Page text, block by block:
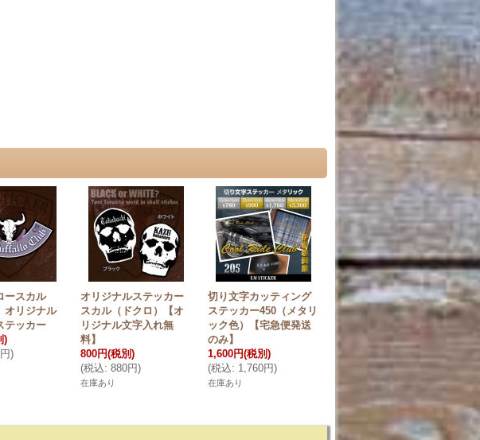
ースカル
オリジナル
テッカー
)
)
オリジナルステッカー
スカル（ドクロ）【オ
リジナル文字入れ無
料】
800円(税別)
(税込: 880円)
在庫あり
切り文字カッティング
ステッカー450（メタリ
ック色）【宅急便発送
のみ】
1,600円(税別)
(税込: 1,760円)
在庫あり